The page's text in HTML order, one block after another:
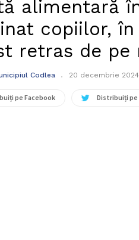
alimentară
copiilor,
retras de pe
Codlea 20 decembrie 2024
pe Facebook Distribuiți